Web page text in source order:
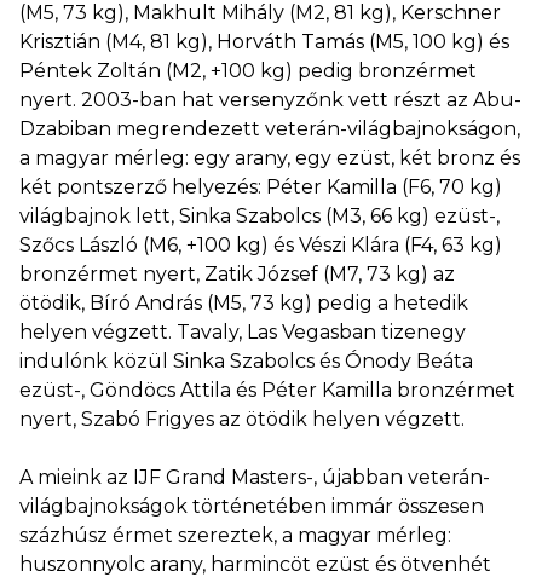
(M5, 73 kg), Makhult Mihály (M2, 81 kg), Kerschner
Krisztián (M4, 81 kg), Horváth Tamás (M5, 100 kg) és
Péntek Zoltán (M2, +100 kg) pedig bronzérmet
nyert. 2003-ban hat versenyzőnk vett részt az Abu-
Dzabiban megrendezett veterán-világbajnokságon,
a magyar mérleg: egy arany, egy ezüst, két bronz és
két pontszerző helyezés: Péter Kamilla (F6, 70 kg)
világbajnok lett, Sinka Szabolcs (M3, 66 kg) ezüst-,
Szőcs László (M6, +100 kg) és Vészi Klára (F4, 63 kg)
bronzérmet nyert, Zatik József (M7, 73 kg) az
ötödik, Bíró András (M5, 73 kg) pedig a hetedik
helyen végzett. Tavaly, Las Vegasban tizenegy
indulónk közül Sinka Szabolcs és Ónody Beáta
ezüst-, Göndöcs Attila és Péter Kamilla bronzérmet
nyert, Szabó Frigyes az ötödik helyen végzett.
A mieink az IJF Grand Masters-, újabban veterán-
világbajnokságok történetében immár összesen
százhúsz érmet szereztek, a magyar mérleg:
huszonnyolc arany, harmincöt ezüst és ötvenhét